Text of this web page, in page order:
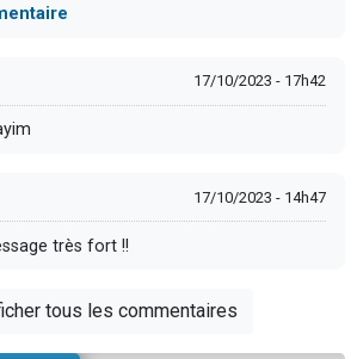
17/10/2023 - 17h42
17/10/2023 - 14h47
très fort !!
tous les commentaires